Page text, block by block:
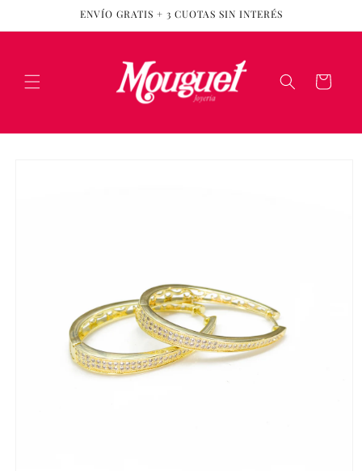
directamente
al contenido
ENVÍO GRATIS + 3 CUOTAS SIN INTERÉS
Carrito